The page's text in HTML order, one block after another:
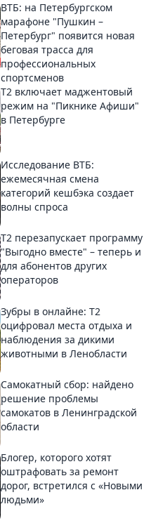
ВТБ: на Петербургском
марафоне "Пушкин –
Петербург" появится новая
беговая трасса для
профессиональных
спортсменов
Т2 включает маджентовый
режим на "Пикнике Афиши"
в Петербурге
Исследование ВТБ:
ежемесячная смена
категорий кешбэка создает
волны спроса
Т2 перезапускает программу
"Выгодно вместе" – теперь и
для абонентов других
операторов
Зубры в онлайне: Т2
оцифровал места отдыха и
наблюдения за дикими
животными в Ленобласти
Самокатный сбор: найдено
решение проблемы
самокатов в Ленинградской
области
Блогер, которого хотят
оштрафовать за ремонт
дорог, встретился с «Новыми
людьми»